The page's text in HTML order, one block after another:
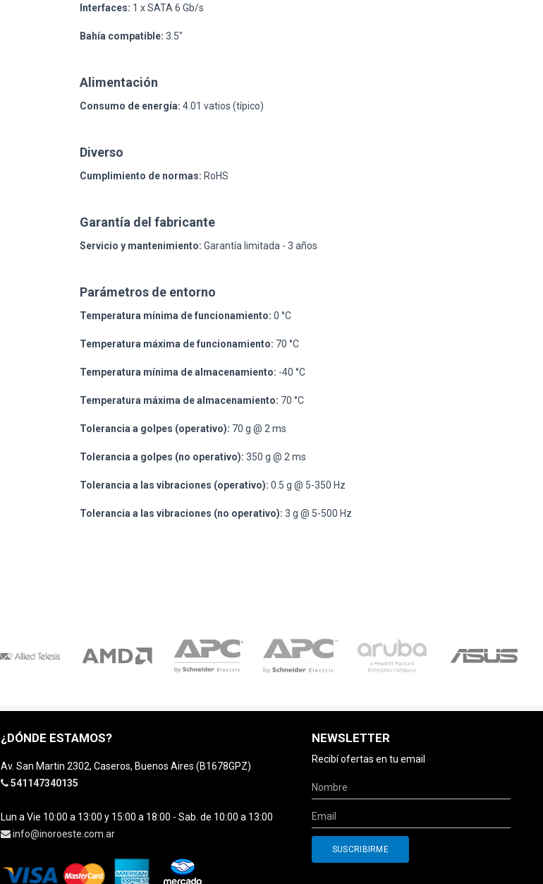
Interfaces: 1 x SATA 6 Gb/s
Bahía compatible: 3.5"
Alimentación
Consumo de energía: 4.01 vatios (típico)
Diverso
Cumplimiento de normas: RoHS
Garantía del fabricante
Servicio y mantenimiento: Garantía limitada - 3 años
Parámetros de entorno
Temperatura mínima de funcionamiento: 0 °C
Temperatura máxima de funcionamiento: 70 °C
Temperatura mínima de almacenamiento: -40 °C
Temperatura máxima de almacenamiento: 70 °C
Tolerancia a golpes (operativo): 70 g @ 2 ms
Tolerancia a golpes (no operativo): 350 g @ 2 ms
Tolerancia a las vibraciones (operativo): 0.5 g @ 5-350 Hz
Tolerancia a las vibraciones (no operativo): 3 g @ 5-500 Hz
¿DÓNDE ESTAMOS?
Av. San Martin 2302, Caseros, Buenos Aires (B1678GPZ)
541147340135
Lun a Vie 10:00 a 13:00 y 15:00 a 18:00 - Sab. de 10:00 a 13:00
info@inoroeste.com.ar
NEWSLETTER
Recibí ofertas en tu email